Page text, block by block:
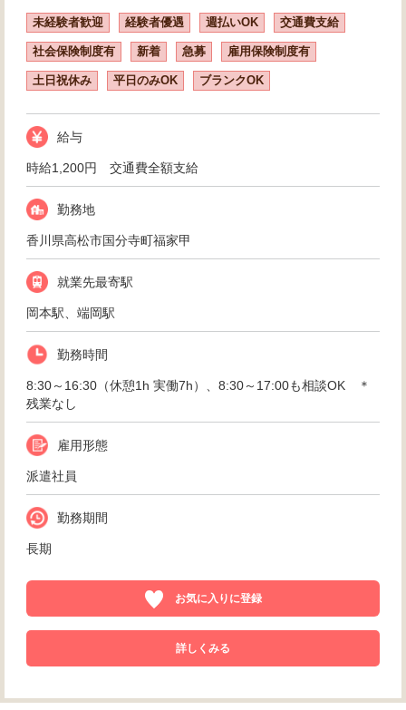
未経験者歓迎 経験者優遇 週払いOK 交通費支給
社会保険制度有 新着 急募 雇用保険制度有
土日祝休み 平日のみOK ブランクOK
給与
時給1,200円 交通費全額支給
勤務地
香川県高松市国分寺町福家甲
就業先最寄駅
岡本駅、端岡駅
勤務時間
8:30～16:30（休憩1h 実働7h）、8:30～17:00も相談OK ＊
残業なし
雇用形態
派遣社員
勤務期間
長期
お気に入りに登録
詳しくみる